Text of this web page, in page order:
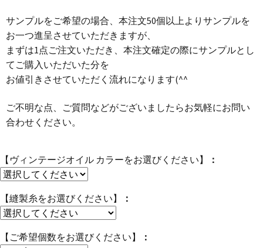
サンプルをご希望の場合、本注文50個以上よりサンプルを
お一つ進呈させていただきますが、
まずは1点ご注文いただき、本注文確定の際にサンプルとし
てご購入いただいた分を
お値引きさせていただく流れになります(^^ゞ
ご不明な点、ご質問などがございましたらお気軽にお問い
合わせください。
【ヴィンテージオイル カラーをお選びください】
【縫製糸をお選びください】
【ご希望個数をお選びください】